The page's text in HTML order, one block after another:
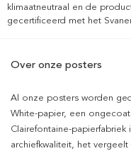
klimaatneutraal en de
gecertificeerd met het
Over onze posters
Al onze posters worden
White-papier, een
Clairefontaine-papierfabriek
archiefkwaliteit, het